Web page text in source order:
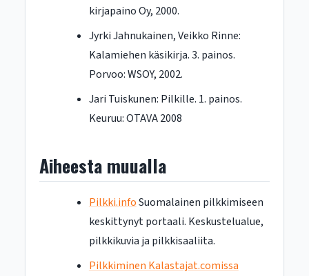
kirjapaino Oy, 2000.
Jyrki Jahnukainen, Veikko Rinne:
Kalamiehen käsikirja. 3. painos.
Porvoo: WSOY, 2002.
Jari Tuiskunen: Pilkille. 1. painos.
Keuruu: OTAVA 2008
Aiheesta muualla
Pilkki.infoSuomalainen pilkkimiseen
keskittynyt portaali. Keskustelualue,
pilkkikuvia ja pilkkisaaliita.
Pilkkiminen Kalastajat.comissa